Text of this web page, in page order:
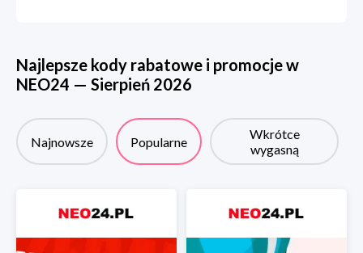
Najlepsze kody rabatowe i promocje w
NEO24 — Sierpień 2026
Najnowsze Popularne
Wkrótce
wygasną